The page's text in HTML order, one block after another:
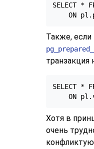
SELECT *
ON
Также, если
SELECT *
ON
Хотя в
очень